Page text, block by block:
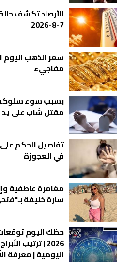
الأرصاد تكشف
7-8-2026
مفاجيء
بسبب سوء
مقتل شاب على يد
تفاصيل الحكم
في العجوزة
مغامرة عاطفية
سارة خليفة
2026 | ترتيب
اليومية | معرفة